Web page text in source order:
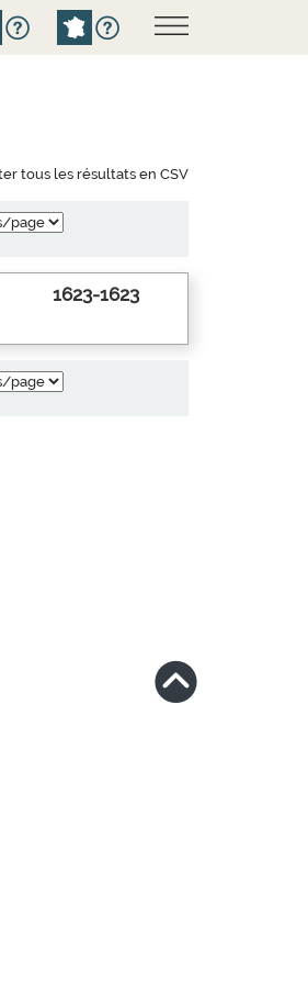
tous les résultats en CSV
1623-1623